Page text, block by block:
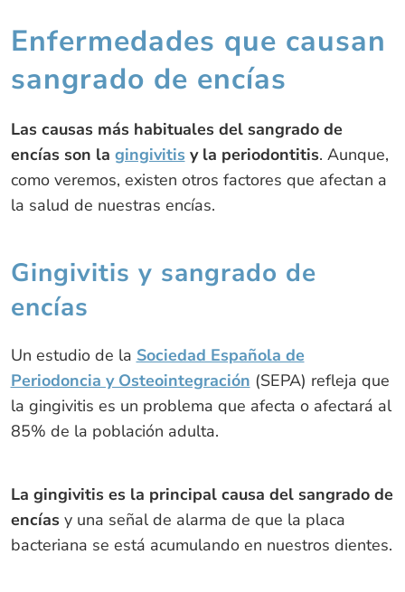
Enfermedades que causan
sangrado de encías
Las causas más habituales del sangrado de
encías son la gingivitis y la periodontitis. Aunque,
como veremos, existen otros factores que afectan a
la salud de nuestras encías.
Gingivitis y sangrado de
encías
Un estudio de la Sociedad Española de
Periodoncia y Osteointegración (SEPA) refleja que
la gingivitis es un problema que afecta o afectará al
85% de la población adulta.
La gingivitis es la principal causa del sangrado de
encíasy una señal de alarma de que la placa
bacteriana se está acumulando en nuestros dientes.